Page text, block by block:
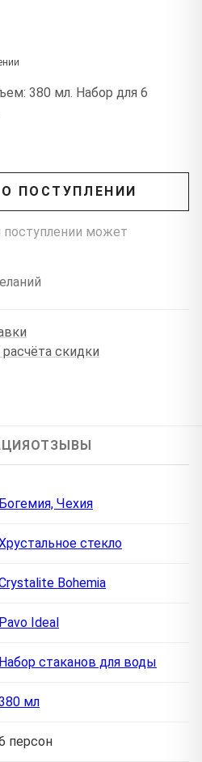
380 мл. Набор для 6
ПОСТУПЛЕНИИ
поступлении может
скидки
ОТЗЫВЫ
Богемия, Чехия
стекло
Bohemia
Pavo Ideal
Набор стаканов для воды
мл
персон